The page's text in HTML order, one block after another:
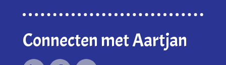
Connecten met Aartjan